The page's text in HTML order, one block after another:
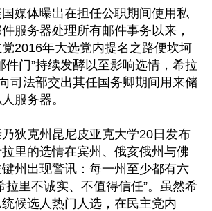
媒体曝出在担任公职期间使用私
服务器处理所有邮件事务以来，
2016年大选党内提名之路便坎坷
件门”持续发酵以至影响选情，希拉
司法部交出其任国务卿期间用来储
服务器。
狄克州昆尼皮亚克大学20日发布
里的选情在宾州、俄亥俄州与佛
州出现警讯：每一州至少都有六
拉里不诚实、不值得信任”。虽然希
候选人热门人选，在民主党内